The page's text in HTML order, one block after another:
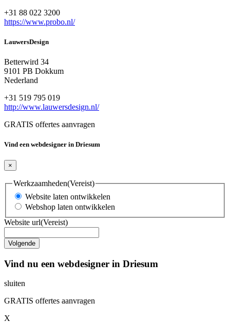
+31 88 022 3200
https://www.probo.nl/
LauwersDesign
Betterwird 34
9101 PB Dokkum
Nederland
+31 519 795 019
http://www.lauwersdesign.nl/
GRATIS offertes aanvragen
Vind een webdesigner in Driesum
×
Werkzaamheden(Vereist)
Website laten ontwikkelen
Webshop laten ontwikkelen
Website url(Vereist)
Vind nu een webdesigner in Driesum
sluiten
GRATIS offertes aanvragen
X